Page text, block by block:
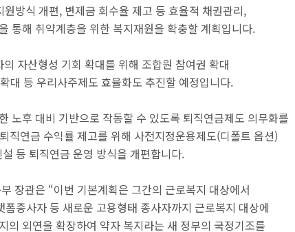
원방식 개편, 변제금 회수율 제고 등 효율적 채권관리,
통해 취약계층을 위한 복지재원을 확충할 계획입니다.
의 자산형성 기회 확대를 위해 조합원 참여권 확대
대 등 우리사주제도 효율화도 추진할 예정입니다.
노후 대비 기반으로 작동할 수 있도록 퇴직연금제도 의무화를
직연금 수익률 제고를 위해 사전지정운용제도(디폴트 옵션)
설 등 퇴직연금 운영 방식을 개편합니다.
장관은 “이번 기본계획은 그간의 근로복지 대상에서
폼종사자 등 새로운 고용형태 종사자까지 근로복지 대상에
의 외연을 확장하여 약자 복지라는 새 정부의 국정기조를